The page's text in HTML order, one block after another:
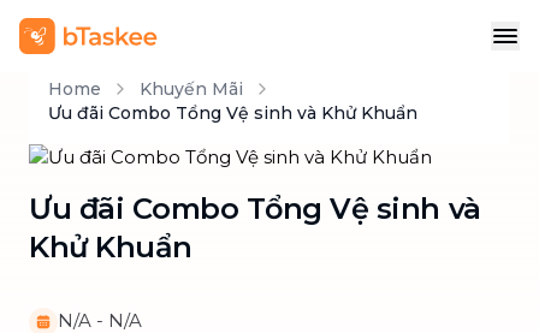
Home
Khuyến Mãi
Ưu đãi Combo Tổng Vệ sinh và Khử Khuẩn
Ưu đãi Combo Tổng Vệ sinh và
Khử Khuẩn
N/A - N/A